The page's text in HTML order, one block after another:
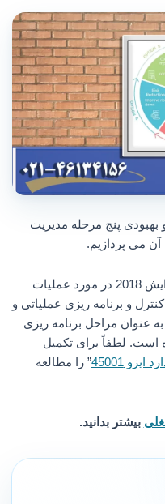
پنج مرحله مدیریت
می پردازیم.
بند 8 متن استاندارد ایزو 45001 ویرایش 2018 در مورد عملیات
و برنامه ریزی عملیاتی و
عنوان مراحل برنامه ریزی
لطفاً برای تکمیل
45001
” را مطالعه
بیشتر بدانید.